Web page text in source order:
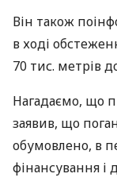
Він також
в ході
70 тис. метрів
Нагадаємо, що
заявив, що
обумовлено, в
фінансування